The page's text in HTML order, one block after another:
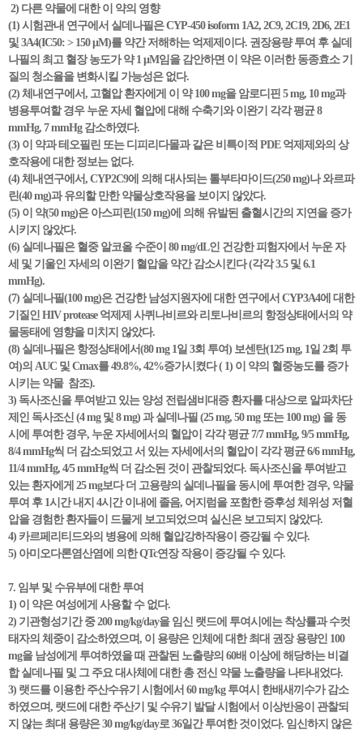
2) 다른 약물에 대한 이 약의 영향
(1) 시험관내 연구에서 실데나필은 CYP-450 isoform 1A2, 2C9, 2C19, 2D6, 2E1
및 3A4(IC50: > 150 μM)를 약간 저해하는 억제제이다. 권장용량 투여 후 실데
나필의 최고 혈장 농도가 약 1 μM임을 감안하면 이 약은 이러한 동종효소 기
질의 청소율을 변화시킬 가능성은 없다.
(2) 체내연구에서, 고혈압 환자에게 이 약 100 mg을 암로디핀 5 mg, 10 mg과
병용투여할 경우 누운 자세 혈압에 대해 수축기와 이완기 각각 평균 8
mmHg, 7 mmHg 감소하였다.
(3) 이 약과 테오필린 또는 디피리다몰과 같은 비특이적 PDE 억제제와의 상
호작용에 대한 정보는 없다.
(4) 체내연구에서, CYP2C9에 의해 대사되는 톨부타마이드(250 mg)나 와르파
린(40 mg)과 유의할 만한 약물상호작용을 보이지 않았다.
(5) 이 약(50 mg)은 아스피린(150 mg)에 의해 유발된 출혈시간의 지연을 증가
시키지 않았다.
(6) 실데나필은 혈중 알코올 수준이 80 mg/dL인 건강한 피험자에서 누운 자
세 및 기울인 자세의 이완기 혈압을 약간 감소시킨다 (각각 3.5 및 6.1
mmHg).
(7) 실데나필(100 mg)은 건강한 남성지원자에 대한 연구에서 CYP3A4에 대한
기질인 HIV protease 억제제 사퀴나비르와 리토나비르의 항정상태에서의 약
물동태에 영향을 미치지 않았다.
(8) 실데나필은 항정상태에서(80 mg 1일 3회 투여) 보센탄(125 mg, 1일 2회 투
여)의 AUC 및 Cmax를 49.8%, 42%증가시켰다 ( 1) 이 약의 혈중농도를 증가
시키는 약물 참조).
3) 독사조신을 투여받고 있는 양성 전립샘비대증 환자를 대상으로 알파차단
제인 독사조신 (4 mg 및 8 mg) 과 실데나필 (25 mg, 50 mg 또는 100 mg) 을 동
시에 투여한 경우, 누운 자세에서의 혈압이 각각 평균 7/7 mmHg, 9/5 mmHg,
8/4 mmHg씩 더 감소되었고 서 있는 자세에서의 혈압이 각각 평균 6/6 mmHg,
11/4 mmHg, 4/5 mmHg씩 더 감소된 것이 관찰되었다. 독사조신을 투여받고
있는 환자에게 25 mg보다 더 고용량의 실데나필을 동시에 투여한 경우, 약물
투여 후 1시간 내지 4시간 이내에 졸음, 어지럼을 포함한 증후성 체위성 저혈
압을 경험한 환자들이 드물게 보고되었으며 실신은 보고되지 않았다.
4) 카르페리티드와의 병용에 의해 혈압강하작용이 증강될 수 있다.
5) 아미오다론염산염에 의한 QTc연장 작용이 증강될 수 있다.
7. 임부 및 수유부에 대한 투여
1) 이 약은 여성에게 사용할 수 없다.
2) 기관형성기간 중 200 mg/kg/day을 임신 랫드에 투여시에는 착상률과 수컷
태자의 체중이 감소하였으며, 이 용량은 인체에 대한 최대 권장 용량인 100
mg을 남성에게 투여하였을 때 관찰된 노출량의 60배 이상에 해당하는 비결
합 실데나필 및 그 주요 대사체에 대한 총 전신 약물 노출량을 나타내었다.
3) 랫드를 이용한 주산수유기 시험에서 60 mg/kg 투여시 한배새끼수가 감소
하였으며, 랫드에 대한 주산기 및 수유기 발달 시험에서 이상반응이 관찰되
지 않는 최대 용량은 30 mg/kg/day로 36일간 투여한 것이었다. 임신하지 않은